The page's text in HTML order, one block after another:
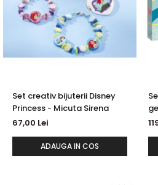
Set creativ bijuterii Disney
Princess - Micuta Sirena
67,00 Lei
ADAUGA IN COS